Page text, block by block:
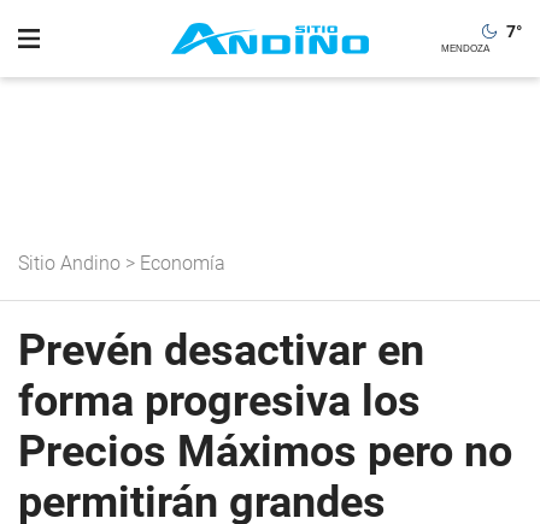
7°
Sitio Andino > Economía
Prevén desactivar en
forma progresiva los
Precios Máximos pero no
permitirán grandes